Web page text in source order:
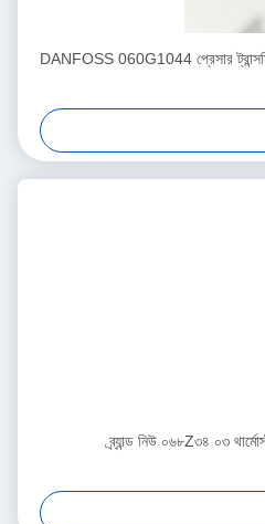
DANFOSS 060G1044 প্রেসার
ব্র্যান্ড নিউ ০৬৮Z৩৪ ০৩